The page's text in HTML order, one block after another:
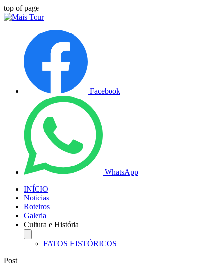
top of page
Facebook
WhatsApp
INÍCIO
Notícias
Roteiros
Galeria
Cultura e História
FATOS HISTÓRICOS
Post